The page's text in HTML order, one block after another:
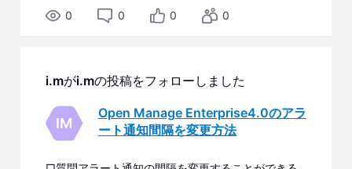
（最初の1分です） Understanding Alerts and
Health Status in OpenManage Enterprise なお
0 0 0 0
i.mがi.mの投稿をフォローしました
IM
Open Manage Enterprise4.0のアラ
ート通知間隔を変更方法